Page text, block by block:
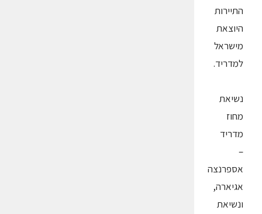
התיירות
היוצאת
מישראל
למדריד.
נשיאת
מחוז
מדריד
–
אספרנצה
אגיארה,
ונשיאת